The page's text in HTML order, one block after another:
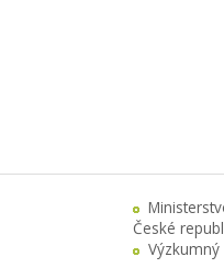
České